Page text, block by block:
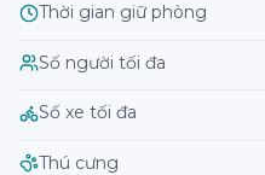
Thời gian giữ phòng
Số người tối đa
Số xe tối đa
Thú cưng